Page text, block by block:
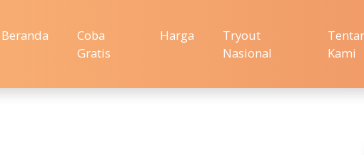
Beranda
Coba
Gratis
Harga
Tryout
Nasional
Kami